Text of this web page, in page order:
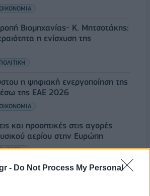
- Do Not Process My Personal
ΟΙΚΟΝΟΜΙΑ
Βιομηχανίας- Κ. Μητσοτάκης:
η ενίσχυση της
ΠΟΛΙΤΙΚΗ
η ψηφιακή ενεργοποίηση της
της ΕΑΕ 2026
ΟΙΚΟΝΟΜΙΑ
και προοπτικές στις αγορές
αερίου στην Ευρώπη
ups επιχειρήσεις στρέφονται
πρόκληση η